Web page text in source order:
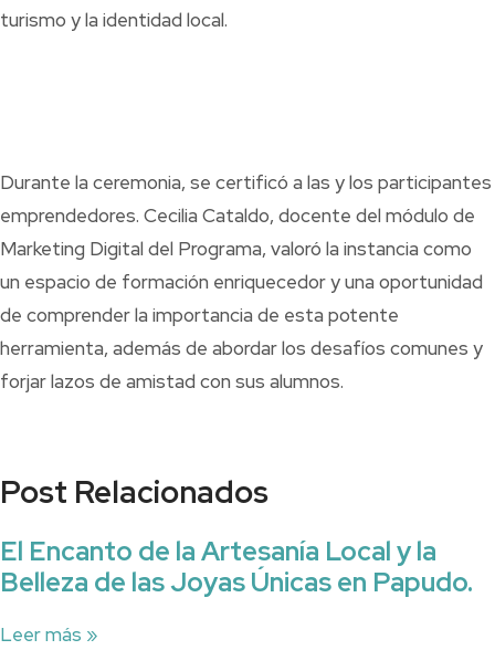
turismo y la identidad local.
Durante la ceremonia, se certificó a las y los participantes
emprendedores. Cecilia Cataldo, docente del módulo de
Marketing Digital del Programa, valoró la instancia como
un espacio de formación enriquecedor y una oportunidad
de comprender la importancia de esta potente
herramienta, además de abordar los desafíos comunes y
forjar lazos de amistad con sus alumnos.
Post Relacionados
El Encanto de la Artesanía Local y la
Belleza de las Joyas Únicas en Papudo.
Leer más »